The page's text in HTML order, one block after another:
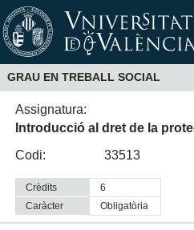
GRAU EN TREBALL SOCIAL
Assignatura:
Introducció al dret de la
Codi:
33513
Crèdits
6
Caràcter
obligatòria